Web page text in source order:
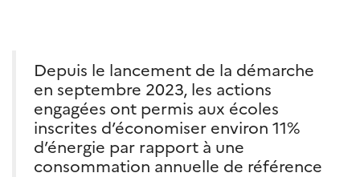
Depuis le lancement de la démarche
en septembre 2023, les actions
engagées ont permis aux écoles
inscrites d’économiser environ 11%
d’énergie par rapport à une
consommation annuelle de référence